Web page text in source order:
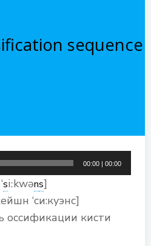
sequence
00:00 |00:00
‘siːkwəns]
‘си:куэнс]
оссификации кисти